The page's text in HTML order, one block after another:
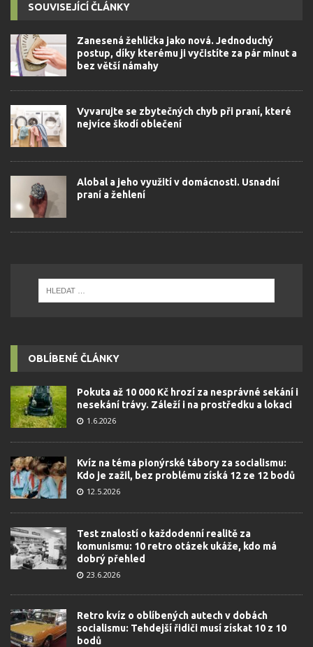
SOUVISEJÍCÍ ČLÁNKY
Zanesená žehlička jako nová. Jednoduchý
postup, díky kterému ji vyčistíte za pár minut a
bez větší námahy
Vyvarujte se zbytečných chyb při praní, které
nejvíce škodí oblečení
Alobal a jeho využití v domácnosti. Usnadní
praní a žehlení
OBLÍBENÉ ČLÁNKY
Pokuta až 10 000 Kč hrozí za nesprávné sekání i
nesekání trávy. Záleží i na prostředku a lokaci
1.6.2026
Kvíz na téma pionýrské tábory za socialismu:
Kdo je zažil, bez problému získá 12 ze 12 bodů
12.5.2026
Test znalostí o každodenní realitě za
komunismu: 10 retro otázek ukáže, kdo má
dobrý přehled
23.6.2026
Retro kvíz o oblíbených autech v dobách
socialismu: Tehdejší řidiči musí získat 10 z 10
bodů